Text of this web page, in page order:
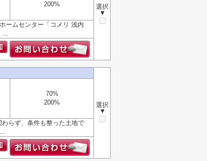
選択
▼
200%
ームセンター「コメリ 浅内
...
選択
▼
70%
200%
らず、条件も整った土地で